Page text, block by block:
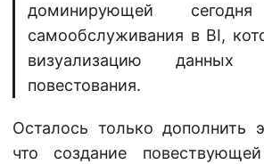
доминирующей
самообслуживания в BI,
визуализацию
повестования.
Осталось только дополнить
что создание